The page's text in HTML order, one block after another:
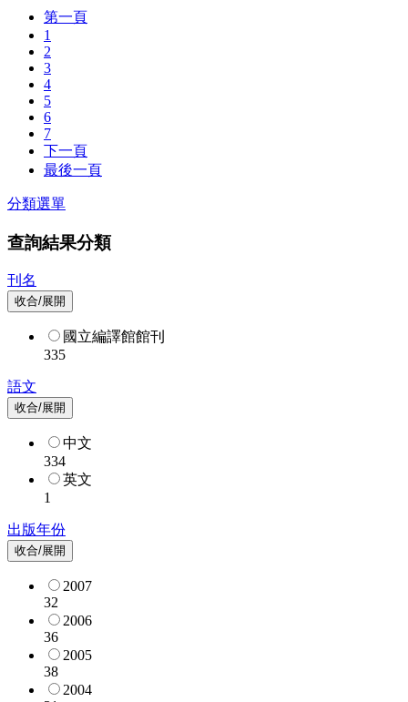
第一頁
1
2
3
4
5
6
7
下一頁
最後一頁
分類選單
查詢結果分類
刊名
收合/展開
國立編譯館館刊
335
語文
收合/展開
中文
334
英文
1
出版年份
收合/展開
2007
32
2006
36
2005
38
2004